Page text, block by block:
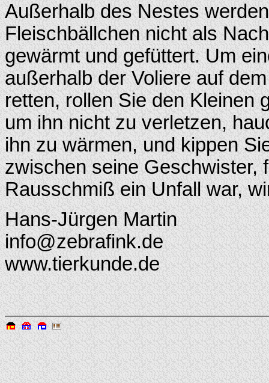
Außerhalb des Nestes
Fleischbällchen nicht als
gewärmt und gefüttert. Um
außerhalb der Voliere auf
retten, rollen Sie den Kleinen
um ihn nicht zu verletzen,
ihn zu wärmen, und kippen
zwischen seine Geschwister,
Rausschmiß ein Unfall war,
Hans-Jürgen Martin
info@zebrafink.de
www.tierkunde.de